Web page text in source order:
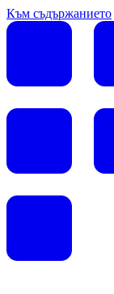
Към съдържанието